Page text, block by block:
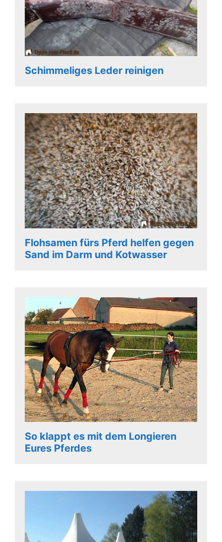
Schimmeliges Leder reinigen
Flohsamen fürs Pferd helfen gegen
Sand im Darm und Kotwasser
So klappt es mit dem Longieren
Eures Pferdes